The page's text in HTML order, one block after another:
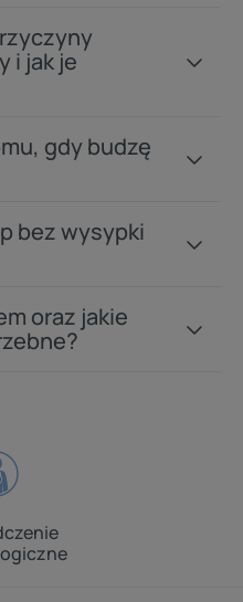
i jak je
gdy budzę
bez wysypki
oraz jakie